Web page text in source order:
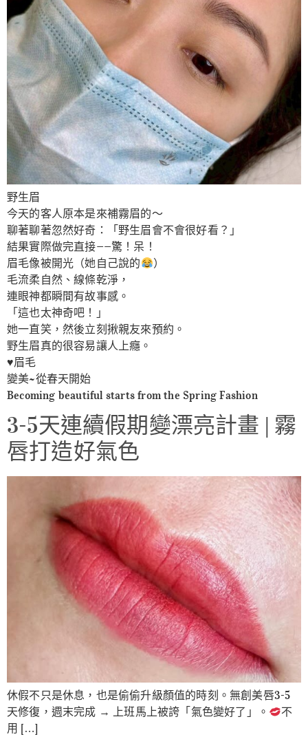
野生眉
今天的客人原本是來補霧眉的～
聊著聊著忽然好奇：「野生眉會不會很好看？」
結果實際做完直接——驚！呆！
眉毛像被開光（她自己說的
）
毛流柔自然、線條乾淨，
連眼神都瞬間有故事感。
「這也太神奇吧！」
她一直笑，然後立刻揪親友來預約。
野生眉真的很容易讓人上癮。
♥️眉毛
變美~從春天開始
Becoming beautiful starts from the Spring Fashion
3-5天連續假期變漂亮計畫 | 霧
唇打造好氣色
休假不只是休息，也是偷偷升級顏值的時刻。無創美唇3-5
天修復，週末完成 → 上班馬上被誇「氣色變好了」。
不
用 […]